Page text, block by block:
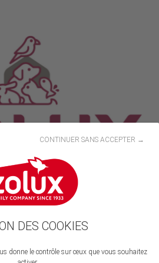
DES COOKIES
donne le contrôle sur ceux que vous souhaitez
CONTINUER SANS ACCEPTER →
nous